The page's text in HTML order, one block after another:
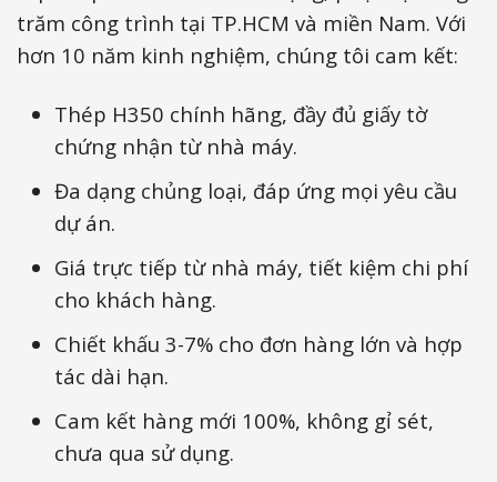
trăm công trình tại TP.HCM và miền Nam. Với
hơn 10 năm kinh nghiệm, chúng tôi cam kết:
Thép H350 chính hãng, đầy đủ giấy tờ
chứng nhận từ nhà máy.
Đa dạng chủng loại, đáp ứng mọi yêu cầu
dự án.
Giá trực tiếp từ nhà máy, tiết kiệm chi phí
cho khách hàng.
Chiết khấu 3-7% cho đơn hàng lớn và hợp
tác dài hạn.
Cam kết hàng mới 100%, không gỉ sét,
chưa qua sử dụng.